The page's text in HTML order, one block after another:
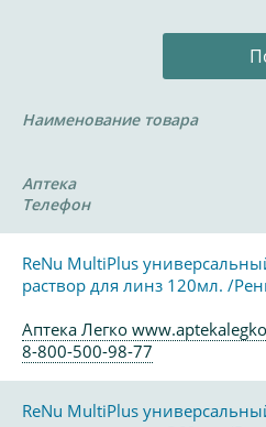
Наименование товара
Аптека
Телефон
ReNu MultiPlus
раствор для линз 120мл. /
Аптека Легко
8-800-500-98-77
ReNu MultiPlus